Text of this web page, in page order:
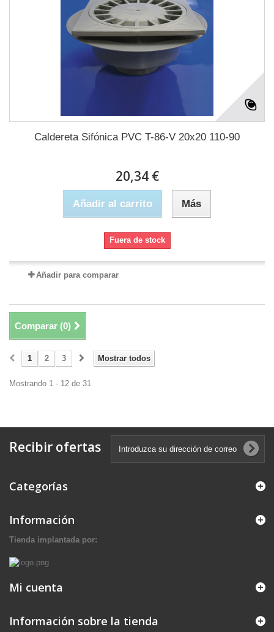
Caldereta Sifónica PVC T-86-V 20x20 110-90
20,34 €
Añadir al carrito Más
Fuera de stock
Añadir para comparar
Comparar (0)
Mostrar todos
1 2 3
Mostrando 1 - 12 de 31
Recibir ofertas
Categorías
Información
Tienda implantada por:
Mi cuenta
Información sobre la tienda